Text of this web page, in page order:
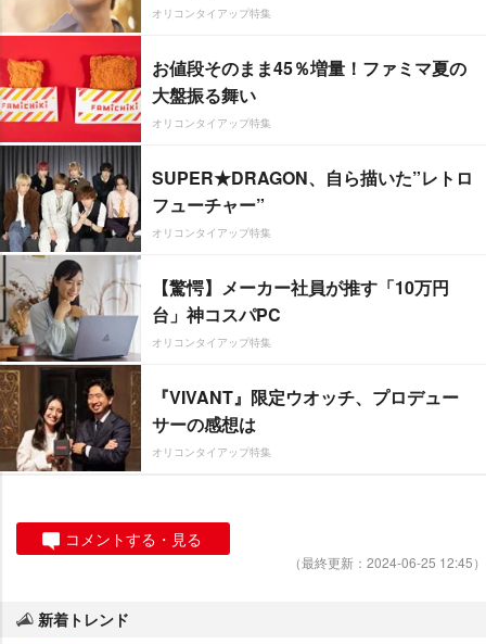
オリコンタイアップ特集
お値段そのまま45％増量！ファミマ夏の
大盤振る舞い
オリコンタイアップ特集
SUPER★DRAGON、自ら描いた”レトロ
フューチャー”
オリコンタイアップ特集
【驚愕】メーカー社員が推す「10万円
台」神コスパPC
オリコンタイアップ特集
『VIVANT』限定ウオッチ、プロデュー
サーの感想は
オリコンタイアップ特集
コメントする・見る
（最終更新：2024-06-25 12:45）
新着トレンド